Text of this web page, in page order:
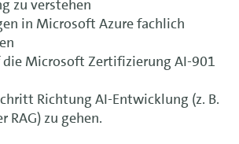
zu verstehen
in Microsoft Azure fachlich
Microsoft Zertifizierung AI-901
Richtung AI-Entwicklung (z. B.
RAG) zu gehen.